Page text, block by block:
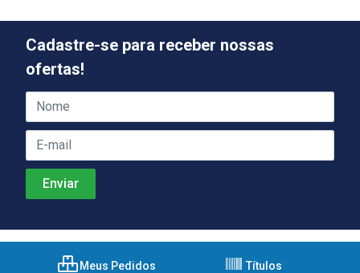
Cadastre-se para receber nossas
ofertas!
Meus Pedidos Títulos